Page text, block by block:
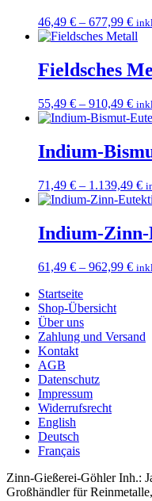
46,49 € – 677,99 €
Fieldsches
55,49 € – 910,49 €
Indium-
71,49 € – 1.139,49 €
Indium-Zinn-
61,49 € – 962,99 €
Startseite
Shop-Übersicht
Über uns
Zahlung und Versand
Kontakt
AGB
Datenschutz
Impressum
Widerrufsrecht
English
Deutsch
Français
Zinn-Gießerei-Göhler Inh.:
Großhändler für